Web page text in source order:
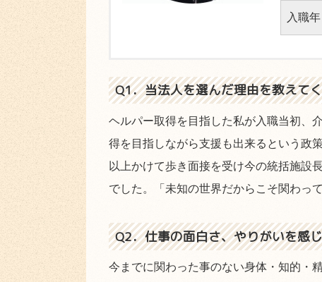
入職年
Q1．当法人を選んだ理由を教えて
ヘルパー取得を目指した私が入職当初、
得を目指しながら支援も出来るという政
以上かけて歩き面接を受け今の統括施設
でした。「未知の世界だからこそ関わっ
Q2．仕事の面白さ、やりがいを感
今までに関わった事のない身体・知的・